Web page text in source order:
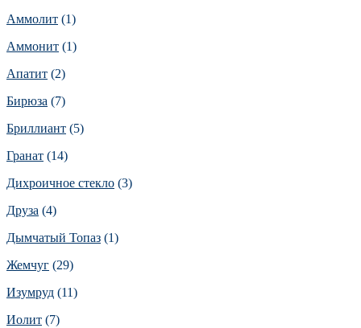
Аммолит (1)
Аммонит (1)
Апатит (2)
Бирюза (7)
Бриллиант (5)
Гранат (14)
Дихроичное стекло (3)
Друза (4)
Дымчатый Топаз (1)
Жемчуг (29)
Изумруд (11)
Иолит (7)